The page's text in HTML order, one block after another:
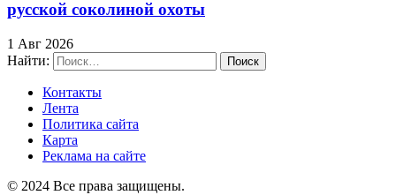
русской соколиной охоты
1 Авг 2026
Найти:
Контакты
Лента
Политика сайта
Карта
Реклама на сайте
© 2024 Все права защищены.